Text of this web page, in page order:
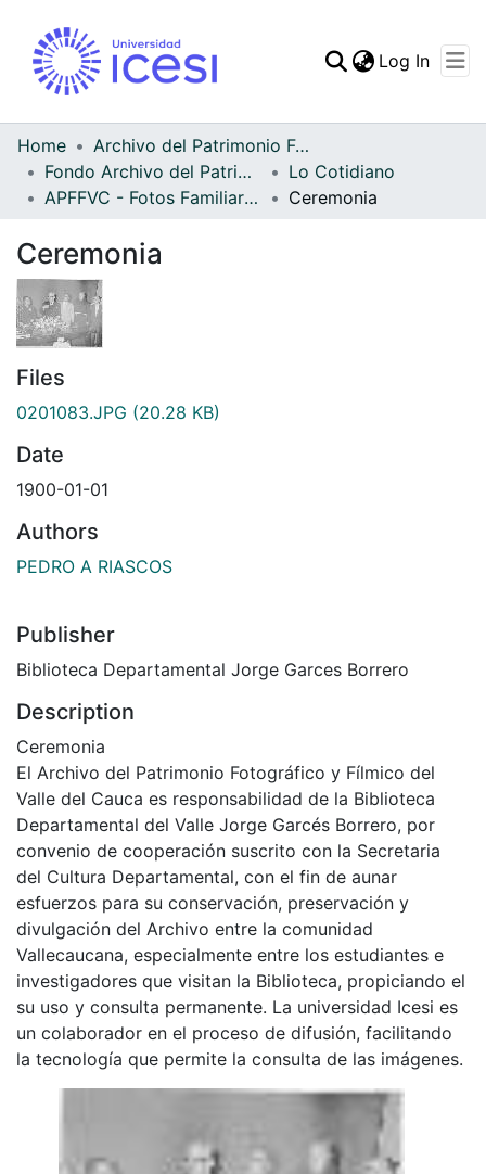
Statistics
Log In
Home
Archivo del Patrimonio Fotográfico y Fílmico del Valle del Cauca
Fondo Archivo del Patrimonio Fotográfico y Fílmico del Valle del Cauca
Lo Cotidiano
APFFVC - Fotos Familiares - Patrimonial
Ceremonia
Ceremonia
Files
0201083.JPG (20.28 KB)
Date
1900-01-01
Authors
PEDRO A RIASCOS
Publisher
Biblioteca Departamental Jorge Garces Borrero
Description
Ceremonia
El Archivo del Patrimonio Fotográfico y Fílmico del
Valle del Cauca es responsabilidad de la Biblioteca
Departamental del Valle Jorge Garcés Borrero, por
convenio de cooperación suscrito con la Secretaria
del Cultura Departamental, con el fin de aunar
esfuerzos para su conservación, preservación y
divulgación del Archivo entre la comunidad
Vallecaucana, especialmente entre los estudiantes e
investigadores que visitan la Biblioteca, propiciando el
su uso y consulta permanente. La universidad Icesi es
un colaborador en el proceso de difusión, facilitando
la tecnología que permite la consulta de las imágenes.